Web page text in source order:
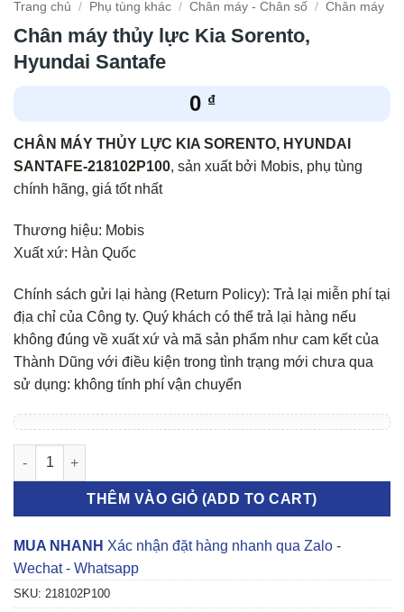
Trang chủ / Phụ tùng khác / Chân máy - Chân số / Chân máy
Chân máy thủy lực Kia Sorento,
Hyundai Santafe
0 ₫
CHÂN MÁY THỦY LỰC KIA SORENTO, HYUNDAI
SANTAFE-218102P100, sản xuất bởi Mobis, phụ tùng
chính hãng, giá tốt nhất
Thương hiệu: Mobis
Xuất xứ: Hàn Quốc
Chính sách gửi lại hàng (Return Policy): Trả lại miễn phí tại
địa chỉ của Công ty. Quý khách có thể trả lại hàng nếu
không đúng về xuất xứ và mã sản phẩm như cam kết của
Thành Dũng với điều kiện trong tình trạng mới chưa qua
sử dụng: không tính phí vận chuyển
Chân máy thủy lực Kia Sorento, Hyundai Santafe số lượng
THÊM VÀO GIỎ (ADD TO CART)
MUA NHANH Xác nhận đặt hàng nhanh qua Zalo -
Wechat - Whatsapp
SKU: 218102P100